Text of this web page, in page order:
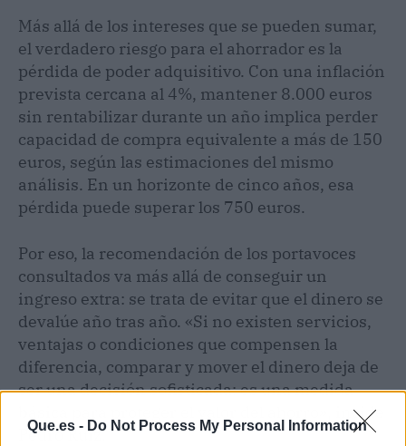
Que.es - Do Not Process My Personal Information
Más allá de los intereses que se pueden sumar,
el verdadero riesgo para el ahorrador es la
pérdida de poder adquisitivo. Con una inflación
prevista cercana al 4%, mantener 8.000 euros
sin rentabilizar durante un año implica perder
capacidad de compra equivalente a más de 150
euros, según las estimaciones del mismo
análisis. En un horizonte de cinco años, esa
pérdida puede superar los 750 euros.
Por eso, la recomendación de los portavoces
consultados va más allá de conseguir un
ingreso extra: se trata de evitar que el dinero se
devalúe año tras año. «Si no existen servicios,
ventajas o condiciones que compensen la
diferencia, comparar y mover el dinero deja de
ser una decisión sofisticada: es una medida
básica para proteger el valor del ahorro», incide
Pedro Ruiz.